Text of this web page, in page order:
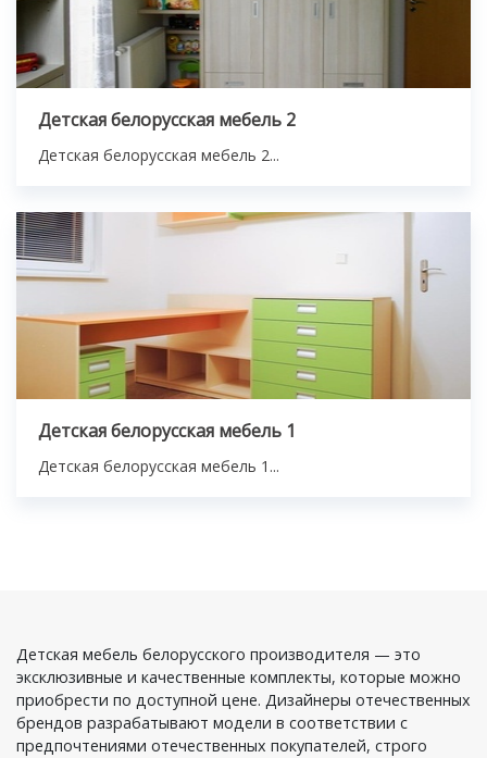
Детская белорусская мебель 2
Детская белорусская мебель 2...
Детская белорусская мебель 1
Детская белорусская мебель 1...
Детская мебель белорусского производителя — это
эксклюзивные и качественные комплекты, которые можно
приобрести по доступной цене. Дизайнеры отечественных
брендов разрабатывают модели в соответствии с
предпочтениями отечественных покупателей, строго